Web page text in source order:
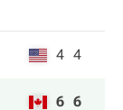
4 4
6 6